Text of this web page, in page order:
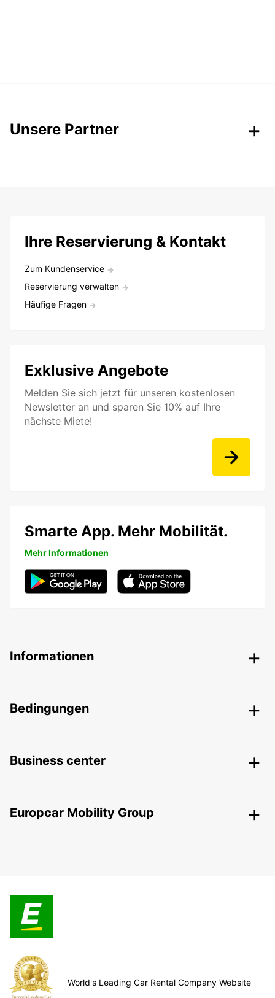
Unsere Partner
Ihre Reservierung & Kontakt
Zum Kundenservice
Reservierung verwalten
Häufige Fragen
Exklusive Angebote
Melden Sie sich jetzt für unseren kostenlosen
Newsletter an und sparen Sie 10% auf Ihre
nächste Miete!
Smarte App. Mehr Mobilität.
Mehr Informationen
Informationen
Bedingungen
Business center
Europcar Mobility Group
World's Leading Car Rental Company Website